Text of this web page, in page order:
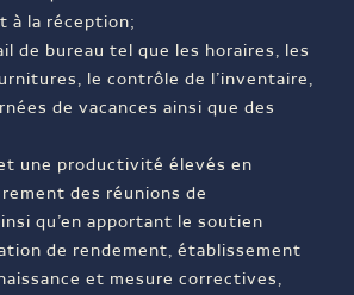
à la réception;
de bureau tel que les horaires, les
le contrôle de l’inventaire,
de vacances ainsi que des
une productivité élevés en
des réunions de
qu’en apportant le soutien
de rendement, établissement
et mesure correctives,